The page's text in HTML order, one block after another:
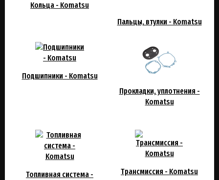
Кольца - Komatsu
Пальцы, втулки - Komatsu
Подшипники - Komatsu
Прокладки, уплотнения -
Komatsu
Топливная система -
Трансмиссия - Komatsu